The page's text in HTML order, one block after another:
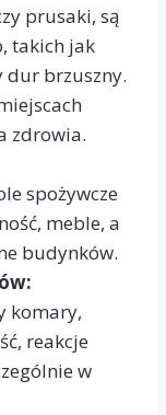
prusaki, są
takich jak
dur brzuszny.
zdrowia.
spożywcze
meble, a
budynków.
komary,
reakcje
w